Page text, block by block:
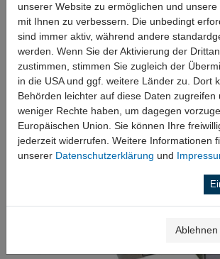
Wir helfen Ihnen gerne bei der Sensor
Messkraftberechnung
Kraftmessblöcke nach Maß
unserer Website zu ermöglichen und unsere
mit Ihnen zu verbessern. Die unbedingt
sind immer aktiv, während andere
werden. Wenn Sie der Aktivierung der
zustimmen, stimmen Sie zugleich der
in die USA und ggf. weitere Länder zu. Dort
Behörden leichter auf diese Daten zugreifen
weniger Rechte haben, um dagegen
Europäischen Union. Sie können Ihre
jederzeit widerrufen. Weitere Informationen
unserer Datenschutzerklärung und
Ablehnen